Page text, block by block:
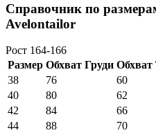
Справочник по
Avelontailor
Рост 164-166
Размер Обхват Груди Обхват
38
76 60
40
80 62
42
84 66
44
88 70